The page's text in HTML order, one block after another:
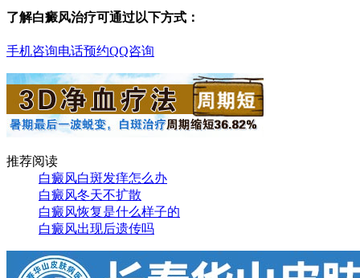
了解白癜风治疗可通过以下方式：
手机咨询电话预约QQ咨询
推荐阅读
白癜风白斑发痒怎么办
白癜风冬天不扩散
白癜风恢复是什么样子的
白癜风出现后遗传吗